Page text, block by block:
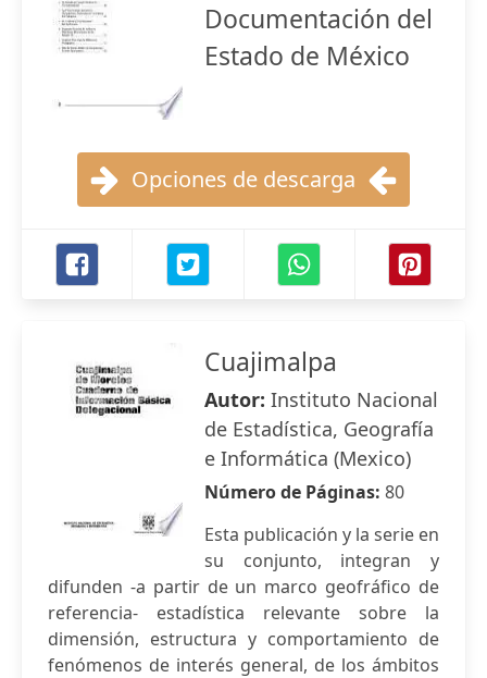
Documentación del
Estado de México
Opciones de descarga
Cuajimalpa
Autor: Instituto Nacional
de Estadística, Geografía
e Informática (Mexico)
Número de Páginas: 80
Esta publicación y la serie en
su conjunto, integran y
difunden -a partir de un marco geofráfico de
referencia- estadística relevante sobre la
dimensión, estructura y comportamiento de
fenómenos de interés general, de los ámbitos